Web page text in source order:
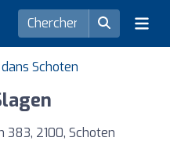
Schoten
383, 2100, Schoten